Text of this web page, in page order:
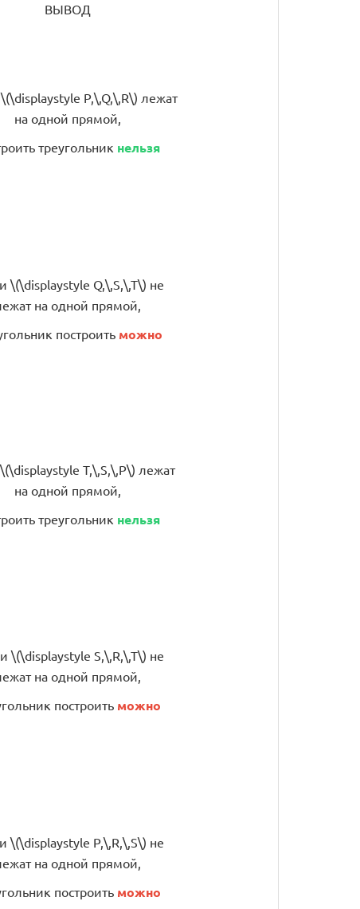
ВЫВОД
P,\,Q,\,R\) лежат
на одной прямой,
треугольник нельзя
\(\displaystyle Q,\,S,\,T\) не
на одной прямой,
построить можно
T,\,S,\,P\) лежат
на одной прямой,
треугольник нельзя
\(\displaystyle S,\,R,\,T\) не
на одной прямой,
построить можно
\(\displaystyle P,\,R,\,S\) не
на одной прямой,
построить можно